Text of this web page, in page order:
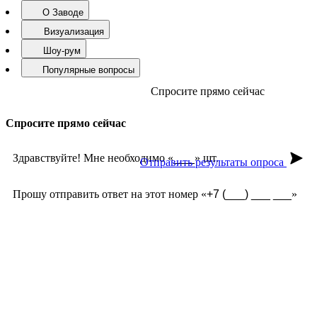
О Заводе
Визуализация
Шоу-рум
Популярные вопросы
Спросите прямо сейчас
Спросите прямо сейчас
Здравствуйте! Мне необходимо « » шт.
Прошу отправить ответ на этот номер « »
Отправить результаты опроса